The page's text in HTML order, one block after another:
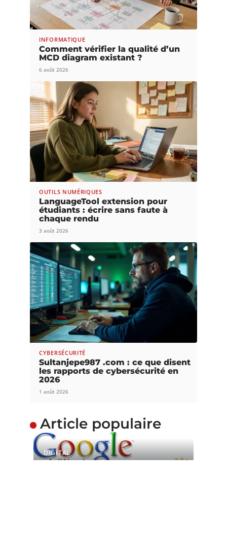
INFORMATIQUE
Comment vérifier la qualité d’un
MCD diagram existant ?
6 août 2026
OUTILS NUMÉRIQUES
LanguageTool extension pour
étudiants : écrire sans faute à
chaque rendu
3 août 2026
CYBERSÉCURITÉ
Sultanjepe987 .com : ce que disent
les rapports de cybersécurité en
2026
1 août 2026
Article populaire
DIGITAL